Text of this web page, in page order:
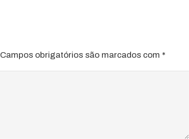
Campos obrigatórios são marcados com *